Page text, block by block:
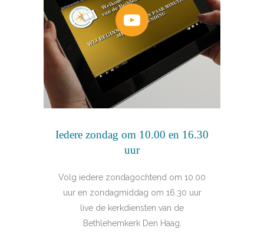
Iedere zondag om 10.00 en 16.30
uur
Volg iedere zondagochtend om 10.00
uur en zondagmiddag om 16.30 uur
live de kerkdiensten van de
Bethlehemkerk Den Haag.